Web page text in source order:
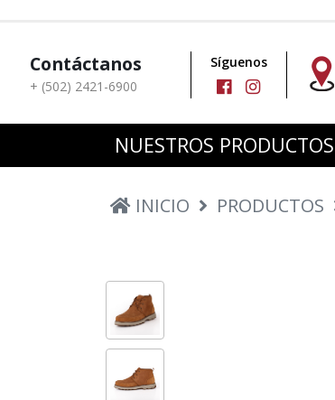
Contáctanos
+ (502) 2421-6900
Síguenos
NUESTROS PRODUCTOS
INICIO PRODUCTOS